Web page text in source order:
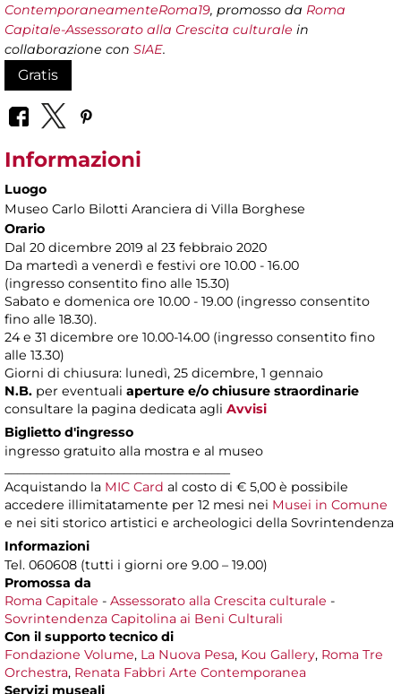
ContemporaneamenteRoma19, promosso da Roma
Capitale-Assessorato alla Crescita culturale in
collaborazione con SIAE.
Gratis
Informazioni
Luogo
Museo Carlo Bilotti Aranciera di Villa Borghese
Orario
Dal 20 dicembre 2019 al 23 febbraio 2020
Da martedì a venerdì e festivi ore 10.00 - 16.00
(ingresso consentito fino alle 15.30)
Sabato e domenica ore 10.00 - 19.00 (ingresso consentito
fino alle 18.30).
24 e 31 dicembre ore 10.00-14.00 (ingresso consentito fino
alle 13.30)
Giorni di chiusura: lunedì, 25 dicembre, 1 gennaio
N.B. per eventuali aperture e/o chiusure straordinarie
consultare la pagina dedicata agli Avvisi
Biglietto d'ingresso
ingresso gratuito alla mostra e al museo
Acquistando la MIC Card al costo di € 5,00 è possibile
accedere illimitatamente per 12 mesi nei Musei in Comune
e nei siti storico artistici e archeologici della Sovrintendenza
Informazioni
Tel. 060608 (tutti i giorni ore 9.00 – 19.00)
Promossa da
Roma Capitale - Assessorato alla Crescita culturale -
Sovrintendenza Capitolina ai Beni Culturali
Con il supporto tecnico di
Fondazione Volume, La Nuova Pesa, Kou Gallery, Roma Tre
Orchestra, Renata Fabbri Arte Contemporanea
Servizi museali